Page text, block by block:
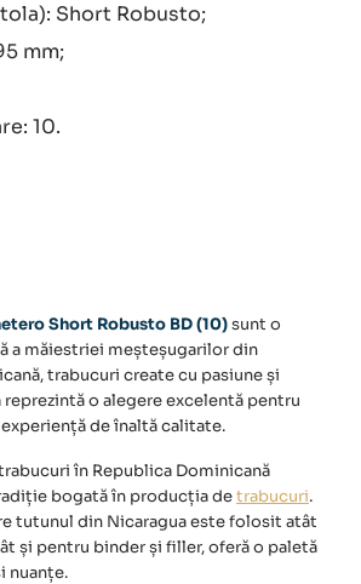
Short Robusto;
mm;
10.
Short Robusto BD (10)sunt o
a măiestriei meșteșugarilor din
trabucuri create cu pasiune și
o alegere excelentă pentru
de înaltă calitate.
în Republica Dominicană
bogată în producția detrabucuri.
tutunul din Nicaragua este folosit atât
și pentru binder și filler, oferă o paletă
nuanțe.